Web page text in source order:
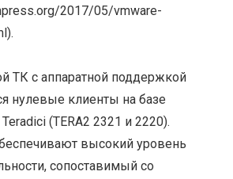
2017/05/vmware-
ТК с аппаратной поддержкой
нулевые клиенты на базе
(TERA2 2321 и 2220).
высокий уровень
сопоставимый со